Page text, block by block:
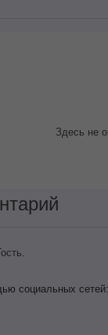
Здесь не
социальных сетей: